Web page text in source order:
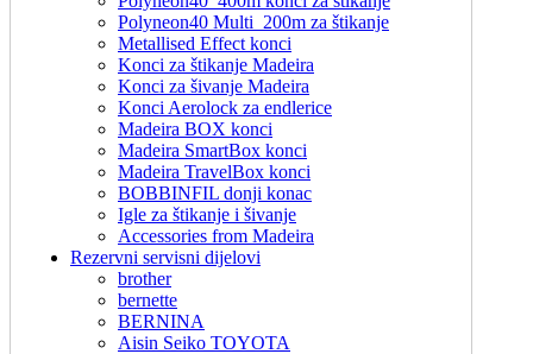
Polyneon40 Multi_200m za štikanje
Metallised Effect konci
Konci za štikanje Madeira
Konci za šivanje Madeira
Konci Aerolock za endlerice
Madeira BOX konci
Madeira SmartBox konci
Madeira TravelBox konci
BOBBINFIL donji konac
Igle za štikanje i šivanje
Accessories from Madeira
Rezervni servisni dijelovi
brother
bernette
BERNINA
Aisin Seiko TOYOTA